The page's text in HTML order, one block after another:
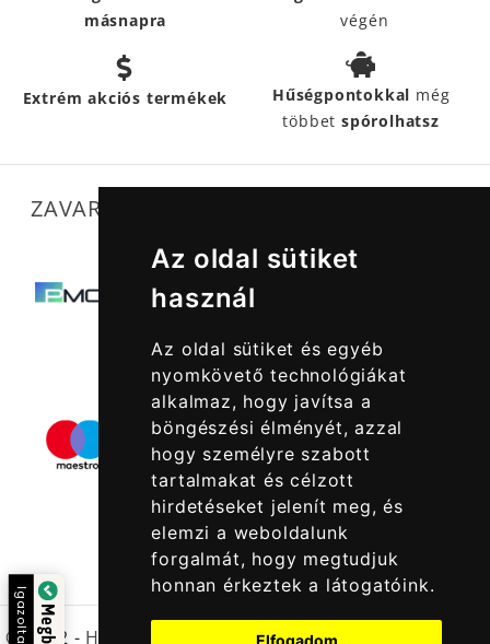
Az oldal sütiket
használ
Az oldal sütiket és egyéb
nyomkövető technológiákat
alkalmaz, hogy javítsa a
böngészési élményét, azzal
hogy személyre szabott
tartalmakat és célzott
hirdetéseket jelenít meg, és
elemzi a weboldalunk
forgalmát, hogy megtudjuk
honnan érkeztek a látogatóink.
Elfogadom
másnapra
végén
Extrém akciós termékek Hűségpontokkal még
többetspórolhatsz
ZAVARTALAN MŰKÖDÉSÜNKET SEGÍTIK
© 2022 - Halcatraz Kft.
Igazolta: